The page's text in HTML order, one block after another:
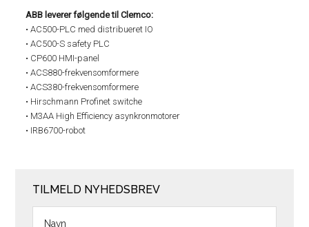
ABB leverer følgende til Clemco:
• AC500-PLC med distribueret IO
• AC500-S safety PLC
• CP600 HMI-panel
• ACS880-frekvensomformere
• ACS380-frekvensomformere
• Hirschmann Profinet switche
• M3AA High Efficiency asynkronmotorer
• IRB6700-robot
TILMELD NYHEDSBREV